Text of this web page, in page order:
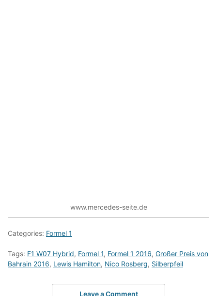
www.mercedes-seite.de
Categories: Formel 1
Tags: F1 W07 Hybrid, Formel 1, Formel 1 2016, Großer Preis von
Bahrain 2016, Lewis Hamilton, Nico Rosberg, Silberpfeil
Leave a Comment